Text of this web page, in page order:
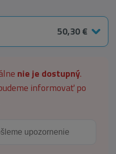
50,30 €
nie je dostupný.
informovať po